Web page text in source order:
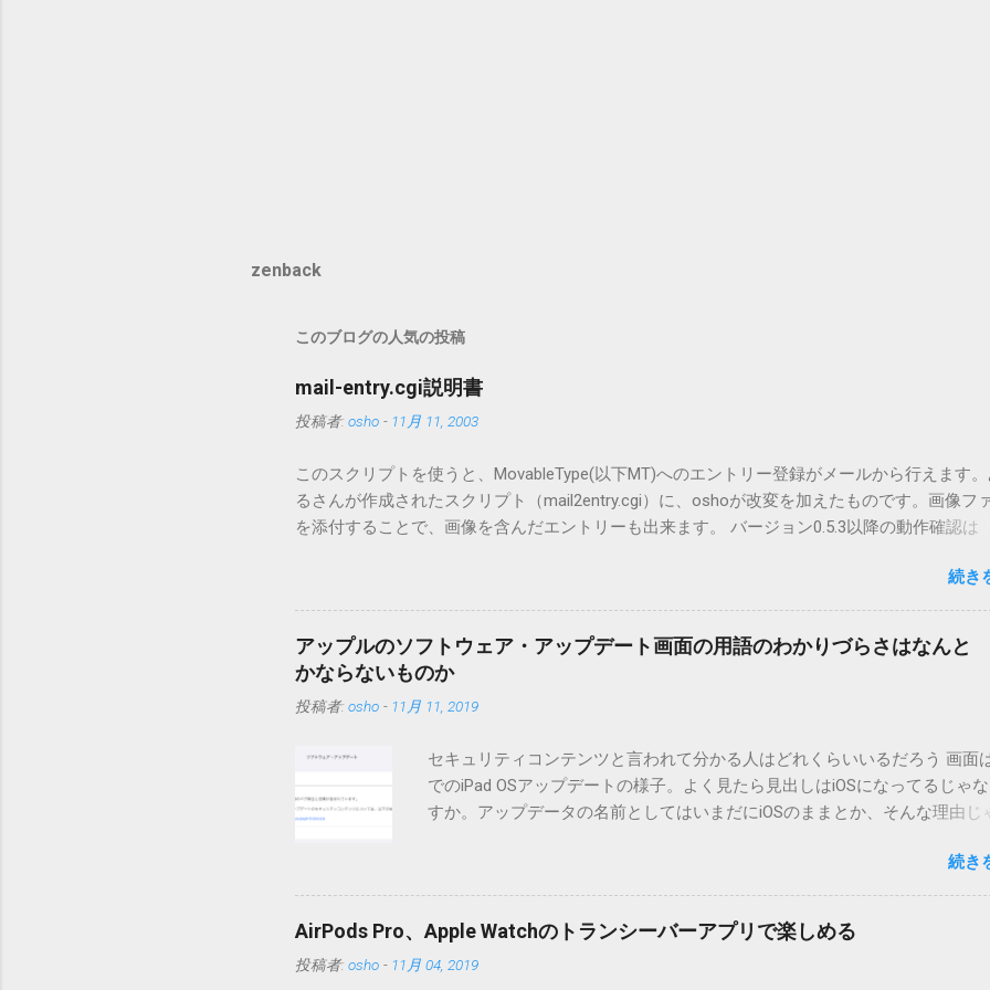
zenback
このブログの人気の投稿
mail-entry.cgi説明書
投稿者: osho - 11月 11, 2003
このスクリプトを使うと、MovableType(以下MT)へのエントリー登録がメールから行えます
るさんが作成されたスクリプト（mail2entry.cgi）に、oshoが改変を加えたものです。画像フ
を添付することで、画像を含んだエントリーも出来ます。 バージョン0.5.3以降の動作確認は
す。 現在のバージョンは0.5.3です。（2004/12/4リリース）※0.6.3を公開しています。まだ
点が多いため、こちらにはリンクしていません。安定を求める方は0.5.3を、新版の機能が必
は0.6.3をご利用ください。 こちら からどうぞ。 0.3.6までのバージョンに、エントリーが重
されてしまう不具合が存在しています。最新版へのアップデートを強くお勧めしてます。
entry.zipをダウンロードするにはここをクリックしてください。 （Windowsから解凍したフ
を見ると「_MACOSX」というフォルダと、同名のファイルが含まれていますが、関係ありま
うようです。） Ver.0.3.0以降用の差分ファイルはこちら 。ZIP圧縮してまとめてあります。
バージョン番号と同じバージョン番号を持つパッチを適用してください。バージョンが古い
一つずつ順に適用していく必要があります。0.5.0以降は、パッチが正常に当てられるかどう
目的となっています。 まずはどんなふうに使うものか説明し、設置方法は後述します。 使い
ール本文の1行目にauthor（投稿者）を、2行目にカテゴリを、それぞれ<>（半角文字）で囲
定してください。使用するauthorとカテゴリは事前にMTで作っておく必要があります。
応じて指定してください。この指定の前後に文字があってはいけません。また、<>の中の文
続き
アップルのソフトウェア・アップデート画面の用語のわかりづらさはなんと
かならないものか
投稿者: osho - 11月 11, 2019
セキュリティコンテンツと言われて分かる人はどれくらいいるだろう 画面
でのiPad OSアップデートの様子。よく見たら見出しはiOSになってるじゃ
すか。アップデータの名前としてはいまだにiOSのままとか、そんな理由じ
アップデートのセキュリティコンテンツについては、以下のWebサイトを
ださい」の部分。 セキュリティコンテンツ…？ こんなブログをやっている
説明に困ります。人によってはここで悩んだ結果、アップデートをしない
てきそうですよ。アップデートに限らず、分からないけどやってみる人よ
分からないからやらない人の方が多いと思います。経験上の感覚ですけれ
続き
AirPods Pro、Apple Watchのトランシーバーアプリで楽しめる
投稿者: osho - 11月 04, 2019